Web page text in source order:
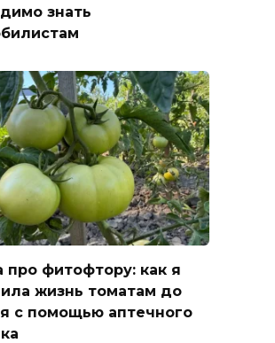
знать
про фитофтору: как я
жизнь томатам до
с помощью аптечного